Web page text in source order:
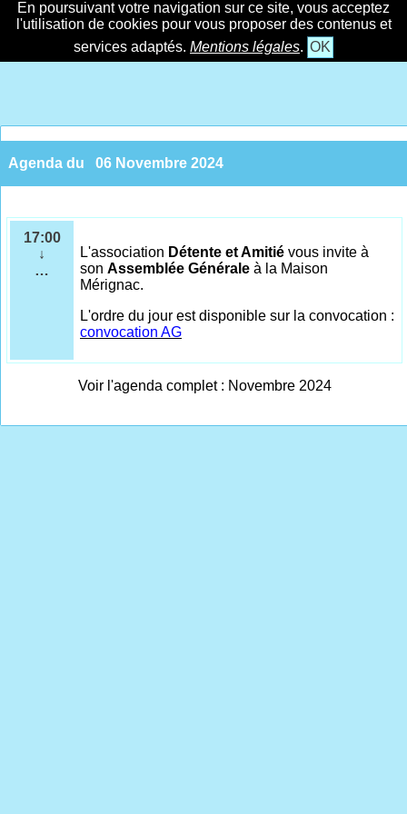
En poursuivant votre navigation sur ce site, vous acceptez
l'utilisation de cookies pour vous proposer des contenus et
services adaptés. Mentions légales. OK
Agenda du 06 Novembre 2024
17:00
↓
…
L'association Détente et Amitié vous invite à
son Assemblée Générale à la Maison
Mérignac.
L'ordre du jour est disponible sur la convocation :
convocation AG
Voir l'agenda complet : Novembre 2024